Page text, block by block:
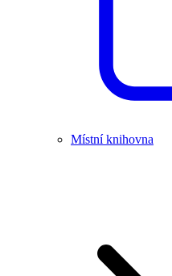
Místní knihovna